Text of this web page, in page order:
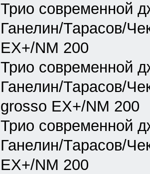
Трио современной
Ганелин/Тарасов/
EX+/NM 200
Трио современной
Ганелин/Тарасов/
grosso EX+/NM 200
Трио современной
Ганелин/Тарасов/
EX+/NM 200